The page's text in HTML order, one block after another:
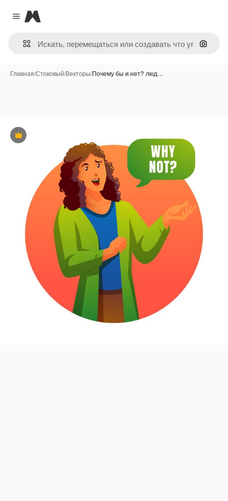
Close menu
Magnific
Поиск
Главная/Стоковый/Векторы/Почему бы и нет? люд…
Премиум